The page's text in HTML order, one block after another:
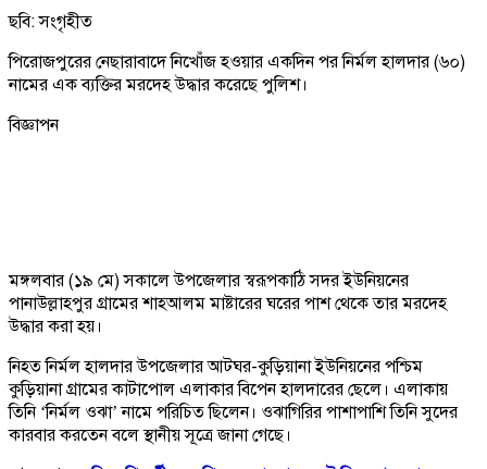
ছবি: সংগৃহীত
পিরোজপুরের নেছারাবাদে নিখোঁজ হওয়ার একদিন পর নির্মল হালদার (৬০)
নামের এক ব্যক্তির মরদেহ উদ্ধার করেছে পুলিশ।
বিজ্ঞাপন
মঙ্গলবার (১৯ মে) সকালে উপজেলার স্বরূপকাঠি সদর ইউনিয়নের
পানাউল্লাহপুর গ্রামের শাহআলম মাষ্টারের ঘরের পাশ থেকে তার মরদেহ
উদ্ধার করা হয়।
নিহত নির্মল হালদার উপজেলার আটঘর-কুড়িয়ানা ইউনিয়নের পশ্চিম
কুড়িয়ানা গ্রামের কাটাপোল এলাকার বিপেন হালদারের ছেলে। এলাকায়
তিনি ‘নির্মল ওঝা’ নামে পরিচিত ছিলেন। ওঝাগিরির পাশাপাশি তিনি সুদের
কারবার করতেন বলে স্থানীয় সূত্রে জানা গেছে।